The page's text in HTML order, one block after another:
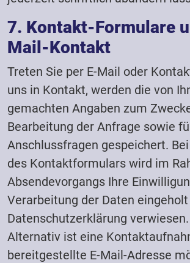
7. Kontakt-Formulare
Mail-Kontakt
Treten Sie per E-Mail oder
uns in Kontakt, werden die von
gemachten Angaben zum
Bearbeitung der Anfrage sowie
Anschlussfragen gespeichert.
des Kontaktformulars wird im
Absendevorgangs Ihre
Verarbeitung der Daten
Datenschutzerklärung verwiesen.
Alternativ ist eine
bereitgestellte E-Mail-Adresse